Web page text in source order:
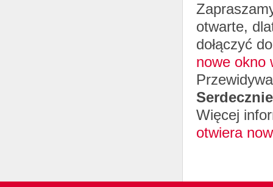
otwarte,
dołączyć
nowe okno
Więcej
otwiera